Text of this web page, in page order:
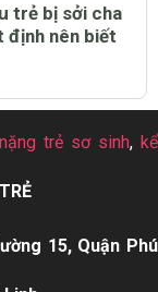
trẻ bị sởi cha
định nên biết
trẻ sơ sinh,kể
15, Quận Phú